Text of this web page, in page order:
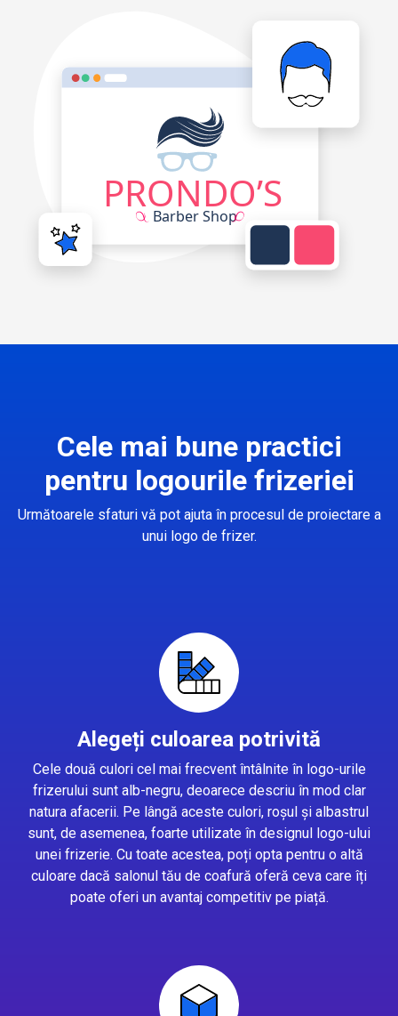
Cele mai bune practici
pentru logourile frizeriei
Următoarele sfaturi vă pot ajuta în procesul de proiectare a
unui logo de frizer.
Alegeți culoarea potrivită
Cele două culori cel mai frecvent întâlnite în logo-urile
frizerului sunt alb-negru, deoarece descriu în mod clar
natura afacerii. Pe lângă aceste culori, roșul și albastrul
sunt, de asemenea, foarte utilizate în designul logo-ului
unei frizerie. Cu toate acestea, poți opta pentru o altă
culoare dacă salonul tău de coafură oferă ceva care îți
poate oferi un avantaj competitiv pe piață.